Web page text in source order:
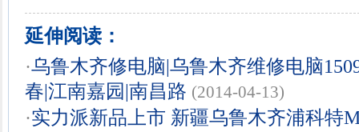
延伸阅读：
·乌鲁木齐修电脑|乌鲁木齐维修电脑
春|江南嘉园|南昌路 (2014-04-13)
·实力派新品上市 新疆乌鲁木齐浦科特